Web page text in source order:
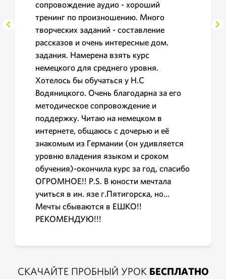
сопровождение аудио - хороший
тренинг по произношению. Много
творческих заданий - составление
рассказов и очень интересные дом.
задания. Намерена взять курс
немецкого для среднего уровня.
Хотелось бы обучаться у Н.С
Водяницкого. Очень благодарна за его
методическое сопровождение и
поддержку. Читаю на немецком в
интернете, общаюсь с дочерью и её
знакомым из Германии (он удивляется
уровню владения языком и сроком
обучения)-окончила курс за год, спасибо
ОГРОМНОЕ!! P.S. В юности мечтала
учиться в ин. язе г.Пятигорска, но…
Мечты сбываются в ЕШКО!!
РЕКОМЕНДУЮ!!!
СКАЧАЙТЕ ПРОБНЫЙ УРОК БЕСПЛАТНО